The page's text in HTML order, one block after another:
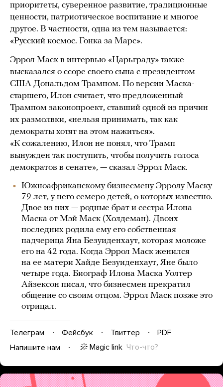
приоритеты, суверенное развитие, традиционные
ценности, патриотическое воспитание и многое
другое. В частности, одна из тем называется:
«Русский космос. Гонка за Марс».
Эррол Маск в интервью «Царьграду» также
высказался о ссоре своего сына с президентом
США Дональдом Трампом. По версии Маска-
старшего, Илон считает, что предложенный
Трампом законопроект, ставший одной из причин
их размолвки, «нельзя принимать, так как
демократы хотят на этом нажиться».
«К сожалению, Илон не понял, что Трамп
вынужден так поступить, чтобы получить голоса
демократов в сенате», — сказал Эррол Маск.
Южноафриканскому бизнесмену Эрролу Маску
79 лет, у него семеро детей, о которых известно.
Двое из них — родные брат и сестра Илона
Маска от Мэй Маск (Холдеман). Двоих
последних родила ему его собственная
падчерица Яна Безуиденхаут, которая моложе
его на 42 года. Когда Эррол Маск женился
на ее матери Хайде Безуиденхаут, Яне было
четыре года. Биограф Илона Маска Уолтер
Айзексон писал, что бизнесмен прекратил
общение со своим отцом. Эррол Маск позже это
отрицал.
Телеграм Фейсбук Твиттер
PDF
Напишите нам
Magic link Что-что?